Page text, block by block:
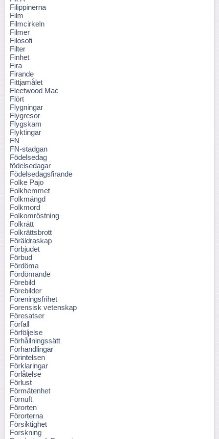
Filippinerna
Film
Filmcirkeln
Filmer
Filosofi
Filter
Finhet
Fira
Firande
Fittjamålet
Fleetwood Mac
Flört
Flygningar
Flygresor
Flygskam
Flyktingar
FN
FN-stadgan
Födelsedag
födelsedagar
Födelsedagsfirande
Folke Pajo
Folkhemmet
Folkmängd
Folkmord
Folkomröstning
Folkrätt
Folkrättsbrott
Föräldraskap
Förbjudet
Förbud
Fördöma
Fördömande
Förebild
Förebilder
Föreningsfrihet
Forensisk vetenskap
Föresatser
Förfall
Förföljelse
Förhållningssätt
Förhandlingar
Förintelsen
Förklaringar
Förlåtelse
Förlust
Förmätenhet
Förnuft
Förorten
Förorterna
Försiktighet
Forskning